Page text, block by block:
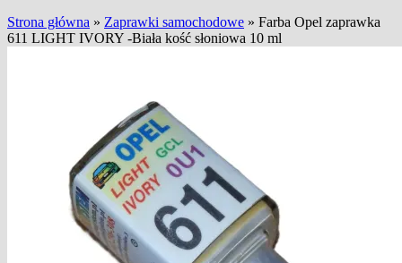
Strona główna » Zaprawki samochodowe » Farba Opel zaprawka
611 LIGHT IVORY -Biała kość słoniowa 10 ml